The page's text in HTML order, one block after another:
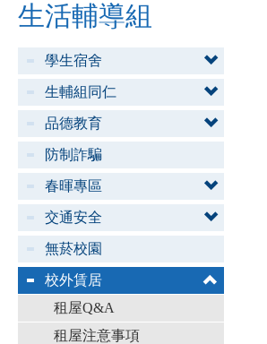
生活輔導組
學生宿舍
生輔組同仁
品德教育
防制詐騙
春暉專區
交通安全
無菸校園
校外賃居
租屋Q&A
租屋注意事項